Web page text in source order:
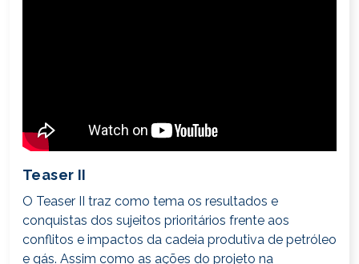
Teaser II
O Teaser II traz como tema os resultados e
conquistas dos sujeitos prioritários frente aos
conflitos e impactos da cadeia produtiva de petróleo
e gás. Assim como as ações do projeto na